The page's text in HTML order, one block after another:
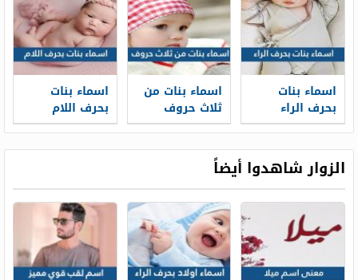
اسماء بنات
بحرف الراء
جديدة 2026
اسماء بنات من
ثلاث حروف
ومعانيها 2026
اسماء بنات
بحرف اللام
جديدة 2026
الزوار شاهدوا أيضاً